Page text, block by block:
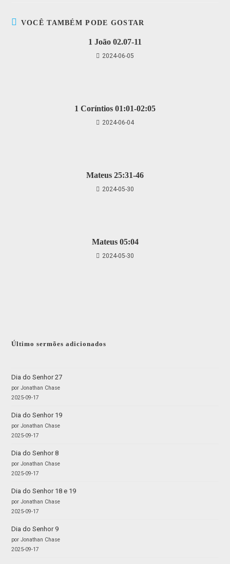
VOCÊ TAMBÉM PODE GOSTAR
1 João 02.07-11
2024-06-05
1 Coríntios 01:01-02:05
2024-06-04
Mateus 25:31-46
2024-05-30
Mateus 05:04
2024-05-30
Último sermões adicionados
Dia do Senhor 27
por Jonathan Chase
2025-09-17
Dia do Senhor 19
por Jonathan Chase
2025-09-17
Dia do Senhor 8
por Jonathan Chase
2025-09-17
Dia do Senhor 18 e 19
por Jonathan Chase
2025-09-17
Dia do Senhor 9
por Jonathan Chase
2025-09-17